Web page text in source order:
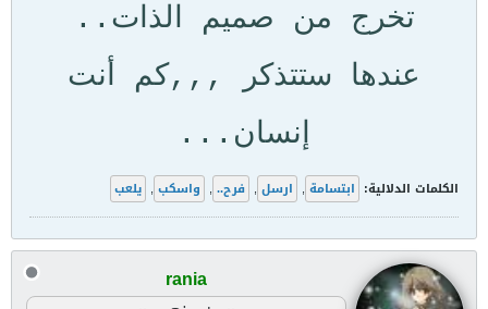
تخرج من صميم الذات..
عندها ستتذكر ,,,كم أنت
إنسان...
الكلمات الدلالية: ابتسامة , ارسل , فرح‎.. , واسكب , يلعب
rania